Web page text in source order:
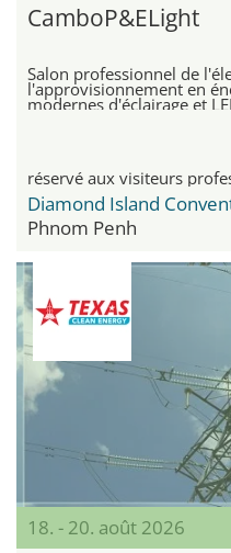
CamboP&ELight
Salon professionnel de
l'approvisionnement en
modernes d'éclairage et
réservé aux visiteurs
Phnom Penh
18. - 20. août 2026